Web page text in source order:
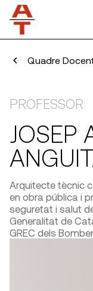
Quadre
PROFESSOR
JOSEP
Arquitecte tècnic
en obra pública i
seguretat i salut
Generalitat de
GREC dels